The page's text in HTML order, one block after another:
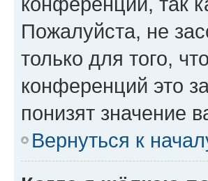
Пожалуйста, не
только для того,
конференций это
понизят значение
Вернуться к